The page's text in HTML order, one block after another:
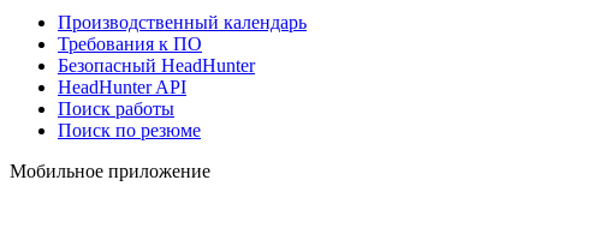
Производственный календарь
Требования к ПО
Безопасный HeadHunter
HeadHunter API
Поиск работы
Поиск по резюме
Мобильное приложение